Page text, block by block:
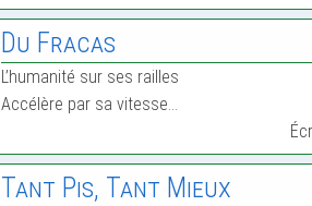
Du Fracas
L’humanité sur ses railles
Accélère par sa vitesse…
Tant Pis, Tant Mieux